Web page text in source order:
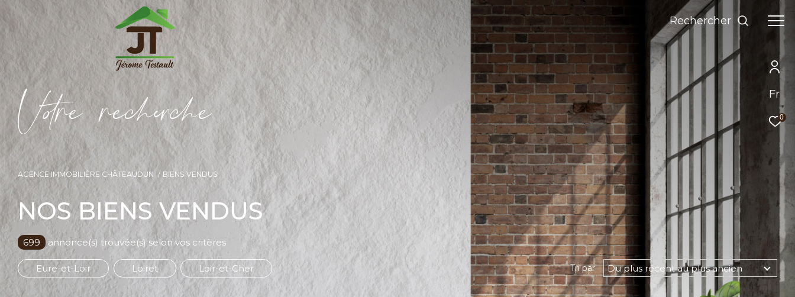
Fr
0
Rechercher
Vore recece
AGENCE IMMOBILIÈRE CHÂTEAUDUN BIENS VENDUS
NOS BIENS VENDUS
699 annonce(s) trouvée(s) selon vos critères
Eure-et-Loir Loiret Loir-et-Cher Tri par Du plus récent au plus ancien